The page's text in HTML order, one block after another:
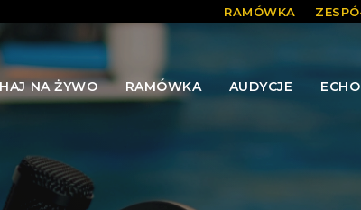
RAMÓWKA
NA ŻYWO RAMÓWKA AUDYCJE